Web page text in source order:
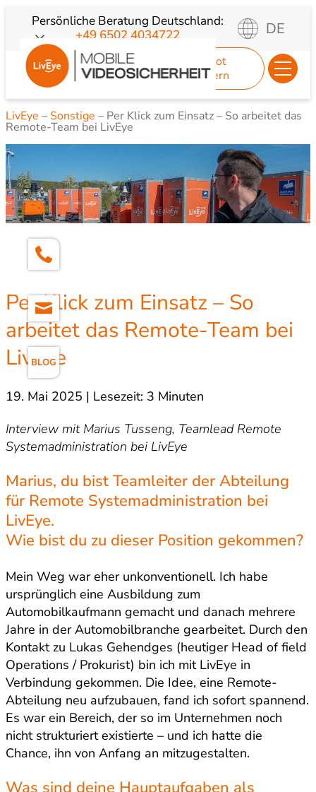
Inhalt
springen
Persönliche Beratung Deutschland:
+49 6502 4034722
DE
Angebot
anfordern
BLOG
LivEye – Sonstige – Per Klick zum Einsatz – So arbeitet das
Remote-Team bei LivEye
Per Klick zum Einsatz – So
arbeitet das Remote-Team bei
LivEye
19. Mai 2025 | Lesezeit: 3 Minuten
Interview mit Marius Tusseng, Teamlead Remote
Systemadministration bei LivEye
Marius, du bist Teamleiter der Abteilung
für Remote Systemadministration bei
LivEye.
Wie bist du zu dieser Position gekommen?
Mein Weg war eher unkonventionell. Ich habe
ursprünglich eine Ausbildung zum
Automobilkaufmann gemacht und danach mehrere
Jahre in der Automobilbranche gearbeitet. Durch den
Kontakt zu Lukas Gehendges (heutiger Head of field
Operations / Prokurist) bin ich mit LivEye in
Verbindung gekommen. Die Idee, eine Remote-
Abteilung neu aufzubauen, fand ich sofort spannend.
Es war ein Bereich, der so im Unternehmen noch
nicht strukturiert existierte – und ich hatte die
Chance, ihn von Anfang an mitzugestalten.